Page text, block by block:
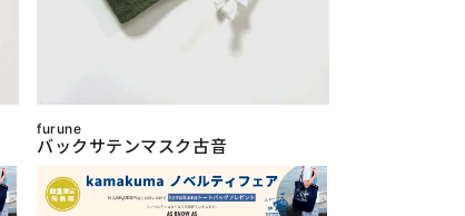
furune
バックサテンマスク古音